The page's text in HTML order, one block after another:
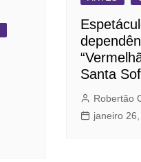
Santa
Robertão
janeiro